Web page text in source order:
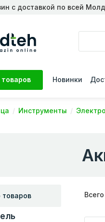
с доставкой по всей
Новинки
Инструменты